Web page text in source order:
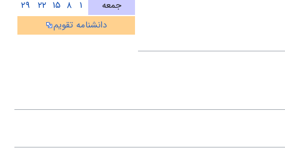
جمعه
۱ ۸ ۱۵ ۲۲
۲۹
دانشنامه تقویم